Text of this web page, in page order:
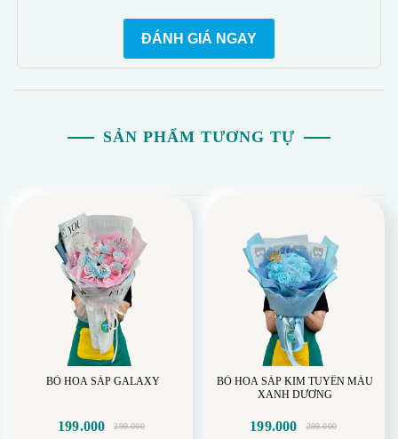
ĐÁNH GIÁ NGAY
SẢN PHẨM TƯƠNG TỰ
BÓ HOA SÁP GALAXY
299.000
199.000
BÓ HOA SÁP KIM TUYẾN MÀU
XANH DƯƠNG
299.000
199.000